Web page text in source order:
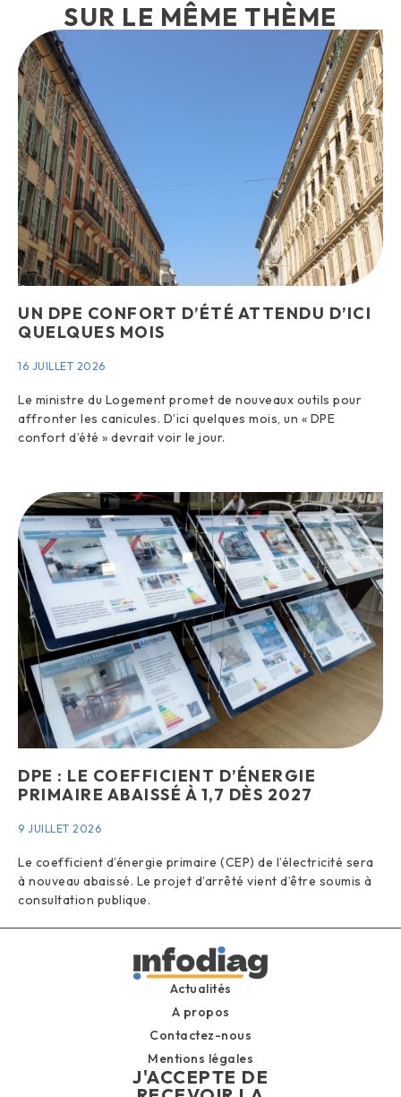
SUR LE MÊME THÈME
UN DPE CONFORT D’ÉTÉ ATTENDU D’ICI
QUELQUES MOIS
16 JUILLET 2026
Le ministre du Logement promet de nouveaux outils pour
affronter les canicules. D’ici quelques mois, un « DPE
confort d’été » devrait voir le jour.
DPE : LE COEFFICIENT D’ÉNERGIE
PRIMAIRE ABAISSÉ À 1,7 DÈS 2027
9 JUILLET 2026
Le coefficient d’énergie primaire (CEP) de l’électricité sera
à nouveau abaissé. Le projet d’arrêté vient d’être soumis à
consultation publique.
Actualités
A propos
Contactez-nous
Mentions légales
J'ACCEPTE DE